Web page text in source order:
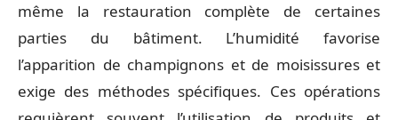
même la restauration complète de certaines
parties du bâtiment. L’humidité favorise
l’apparition de champignons et de moisissures et
exige des méthodes spécifiques. Ces opérations